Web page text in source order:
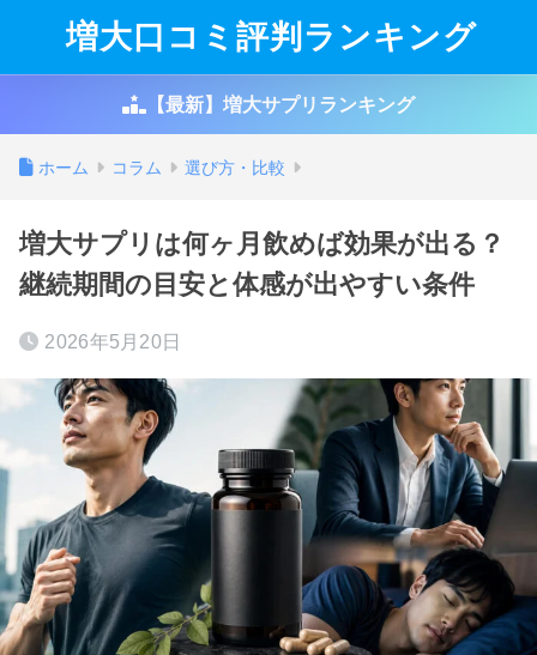
増大口コミ評判ランキング
【最新】増大サプリランキング
ホーム コラム 選び方・比較
増大サプリは何ヶ月飲めば効果が出る？
継続期間の目安と体感が出やすい条件
2026年5月20日